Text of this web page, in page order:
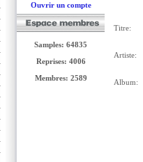
Ouvrir un compte
Samples: 64835
Reprises: 4006
Membres: 2589
Titre:
Artiste:
Album: